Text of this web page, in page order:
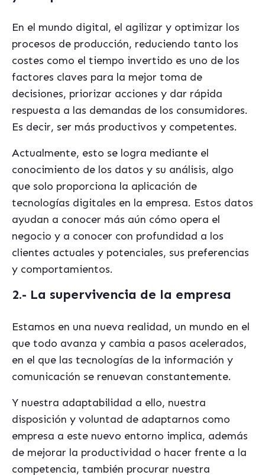
En el mundo digital, el agilizar y optimizar los
procesos de producción, reduciendo tanto los
costes como el tiempo invertido es uno de los
factores claves para la mejor toma de
decisiones, priorizar acciones y dar rápida
respuesta a las demandas de los consumidores.
Es decir, ser más productivos y competentes.
Actualmente, esto se logra mediante el
conocimiento de los datos y su análisis, algo
que solo proporciona la aplicación de
tecnologías digitales en la empresa. Estos datos
ayudan a conocer más aún cómo opera el
negocio y a conocer con profundidad a los
clientes actuales y potenciales, sus preferencias
y comportamientos.
2.- La supervivencia de la empresa
Estamos en una nueva realidad, un mundo en el
que todo avanza y cambia a pasos acelerados,
en el que las tecnologías de la información y
comunicación se renuevan constantemente.
Y nuestra adaptabilidad a ello, nuestra
disposición y voluntad de adaptarnos como
empresa a este nuevo entorno implica, además
de mejorar la productividad o hacer frente a la
competencia, también procurar nuestra